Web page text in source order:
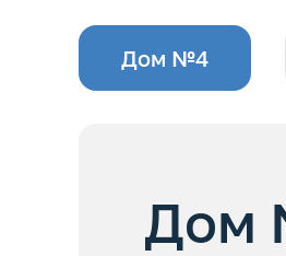
Дом №4
Дом